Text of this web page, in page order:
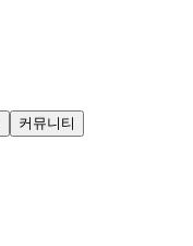
커뮤니티